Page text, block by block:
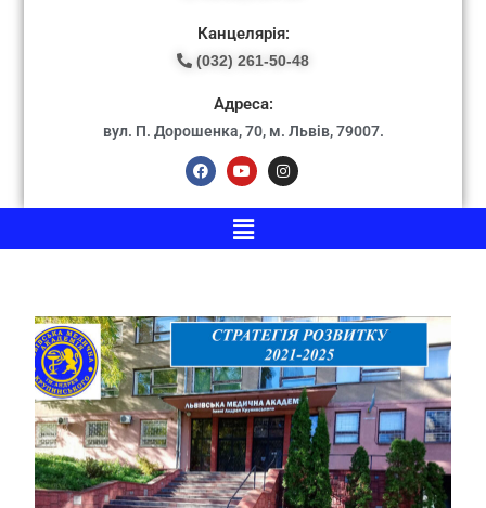
Канцелярія:
(032) 261-50-48
Адреса:
вул. П. Дорошенка, 70, м. Львів, 79007.